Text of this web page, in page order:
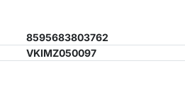
8595683803762
VKIMZ050097